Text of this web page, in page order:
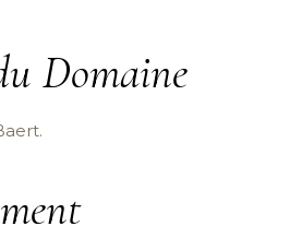
Domaine